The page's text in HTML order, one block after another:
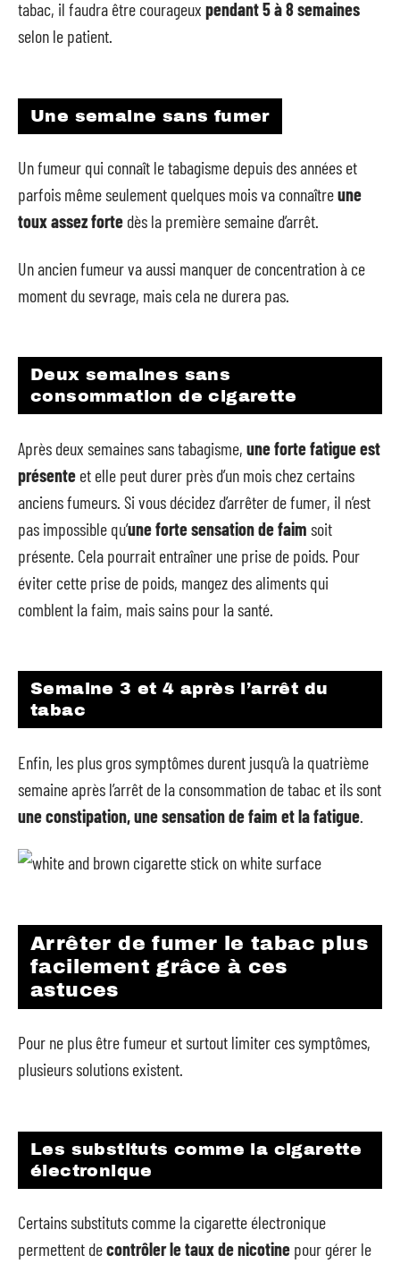
tabac, il faudra être courageux pendant 5 à 8 semaines
selon le patient.
Une semaine sans fumer
Un fumeur qui connaît le tabagisme depuis des années et
parfois même seulement quelques mois va connaîtreune
toux assez forte dès la première semaine d’arrêt.
Un ancien fumeur va aussi manquer de concentration à ce
moment du sevrage, mais cela ne durera pas.
Deux semaines sans
consommation de cigarette
Après deux semaines sans tabagisme, une forte fatigue est
présente et elle peut durer près d’un mois chez certains
anciens fumeurs. Si vous décidez d’arrêter de fumer, il n’est
pas impossible qu’une forte sensation de faim soit
présente. Cela pourrait entraîner une prise de poids. Pour
éviter cette prise de poids, mangez des aliments qui
comblent la faim, mais sains pour la santé.
Semaine 3 et 4 après l’arrêt du
tabac
Enfin, les plus gros symptômes durent jusqu’à la quatrième
semaine après l’arrêt de la consommation de tabac et ils sont
une constipation, une sensation de faim et la fatigue
Arrêter de fumer le tabac plus
facilement grâce à ces
astuces
Pour ne plus être fumeur et surtout limiter ces symptômes,
plusieurs solutions existent.
Les substituts comme la cigarette
électronique
Certains substituts comme la cigarette électronique
permettent decontrôler le taux de nicotine pour gérer le